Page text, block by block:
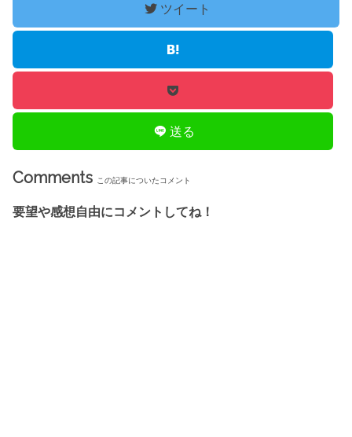
ツイート
送る
Comments この記事についたコメント
要望や感想自由にコメントしてね！